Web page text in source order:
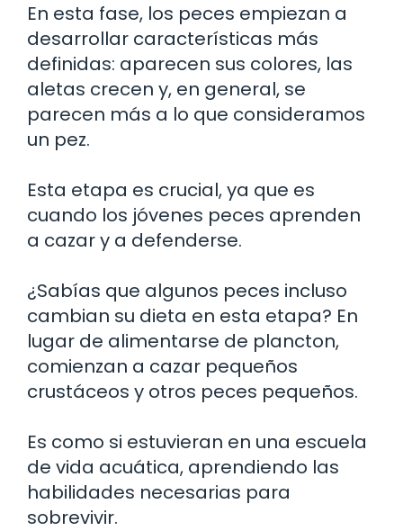
En esta fase, los peces empiezan a
desarrollar características más
definidas: aparecen sus colores, las
aletas crecen y, en general, se
parecen más a lo que consideramos
un pez.
Esta etapa es crucial, ya que es
cuando los jóvenes peces aprenden
a cazar y a defenderse.
¿Sabías que algunos peces incluso
cambian su dieta en esta etapa? En
lugar de alimentarse de plancton,
comienzan a cazar pequeños
crustáceos y otros peces pequeños.
Es como si estuvieran en una escuela
de vida acuática, aprendiendo las
habilidades necesarias para
sobrevivir.